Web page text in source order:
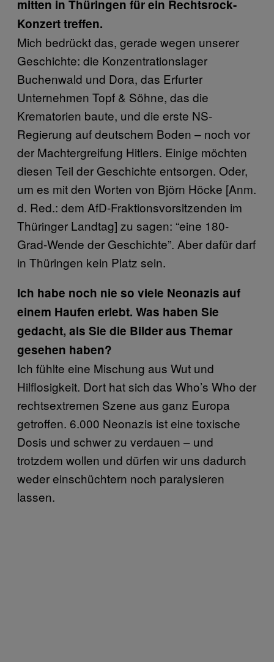
mitten in Thüringen für ein Rechtsrock-
Konzert treffen.
Mich bedrückt das, gerade wegen unserer
Geschichte: die Konzentrationslager
Buchenwald und Dora, das Erfurter
Unternehmen Topf & Söhne, das die
Krematorien baute, und die erste NS-
Regierung auf deutschem Boden – noch vor
der Machtergreifung Hitlers. Einige möchten
diesen Teil der Geschichte entsorgen. Oder,
um es mit den Worten von Björn Höcke [Anm.
d. Red.: dem AfD-Fraktionsvorsitzenden im
Thüringer Landtag] zu sagen: “eine 180-
Grad-Wende der Geschichte”. Aber dafür darf
in Thüringen kein Platz sein.
Ich habe noch nie so viele Neonazis auf
einem Haufen erlebt. Was haben Sie
gedacht, als Sie die Bilder aus Themar
gesehen haben?
Ich fühlte eine Mischung aus Wut und
Hilflosigkeit. Dort hat sich das Who’s Who der
rechtsextremen Szene aus ganz Europa
getroffen. 6.000 Neonazis ist eine toxische
Dosis und schwer zu verdauen – und
trotzdem wollen und dürfen wir uns dadurch
weder einschüchtern noch paralysieren
lassen.